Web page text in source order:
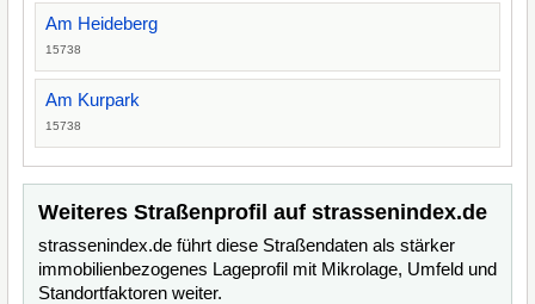
Am Heideberg
15738
Am Kurpark
15738
Weiteres Straßenprofil auf strassenindex.de
strassenindex.de führt diese Straßendaten als stärker
immobilienbezogenes Lageprofil mit Mikrolage, Umfeld und
Standortfaktoren weiter.